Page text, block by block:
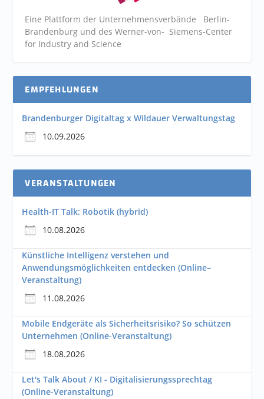
Eine Plattform der Unternehmensverbände Berlin-
Brandenburg und des Werner-von- Siemens-Center
for Industry and Science
EMPFEHLUNGEN
Brandenburger Digitaltag x Wildauer Verwaltungstag
10.09.2026
VERANSTALTUNGEN
Health-IT Talk: Robotik (hybrid)
10.08.2026
Künstliche Intelligenz verstehen und
Anwendungsmöglichkeiten entdecken (Online–
Veranstaltung)
11.08.2026
Mobile Endgeräte als Sicherheitsrisiko? So schützen
Unternehmen (Online-Veranstaltung)
18.08.2026
Let's Talk About / KI - Digitalisierungssprechtag
(Online-Veranstaltung)